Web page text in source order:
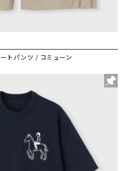
トパンツ / コミューン